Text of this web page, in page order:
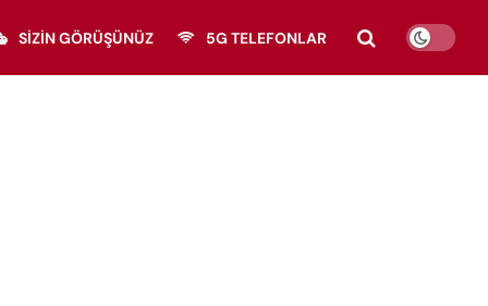
SIZIN GÖRÜŞÜNÜZ 5G TELEFONLAR